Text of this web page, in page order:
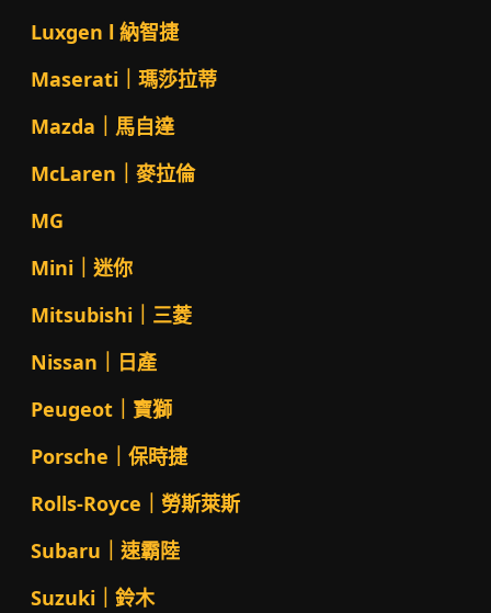
Luxgen l 納智捷
Maserati｜瑪莎拉蒂
Mazda｜馬自達
McLaren｜麥拉倫
MG
Mini｜迷你
Mitsubishi｜三菱
Nissan｜日產
Peugeot｜寶獅
Porsche｜保時捷
Rolls-Royce｜勞斯萊斯
Subaru｜速霸陸
Suzuki｜鈴木